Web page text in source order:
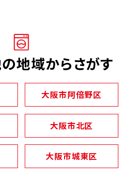
地域からさがす
大阪市阿倍野区
大阪市北区
大阪市城東区